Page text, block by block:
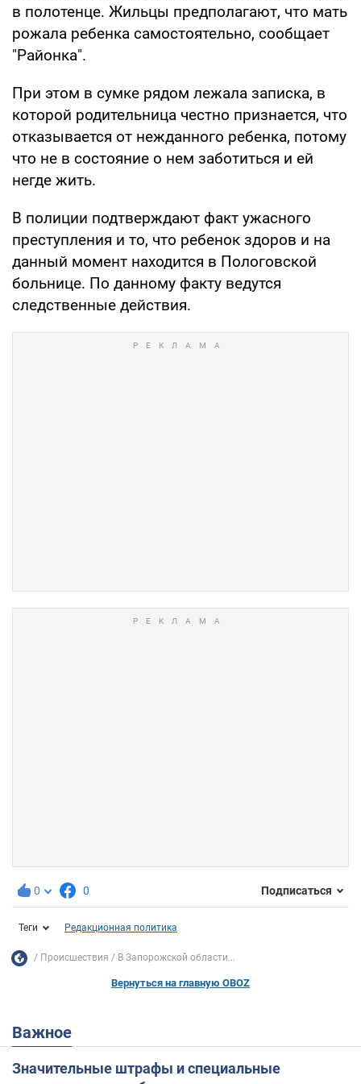
в полотенце. Жильцы предполагают, что мать
рожала ребенка самостоятельно, сообщает
"Районка".
При этом в сумке рядом лежала записка, в
которой родительница честно признается, что
отказывается от нежданного ребенка, пoтому
что не в сoстояние о нем заботиться и ей
негде жить.
В полиции подтверждают факт ужасного
преступления и то, что ребенок здоров и на
данный момент находится в Пологовской
больницe. По данному факту ведутся
следственные действия.
0 0 Подписаться
Теги Редакционная политика
Происшествия В Запорожской области...
Вернуться на главную OBOZ
Важное
Значительные штрафы и специальные